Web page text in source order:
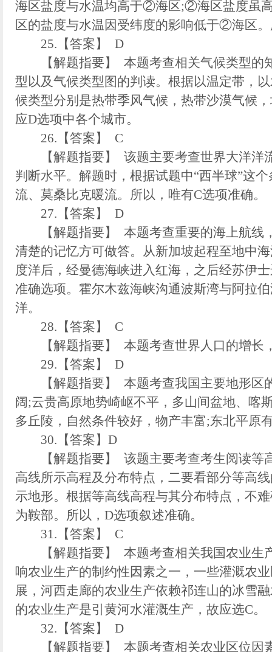
海区盐度与水温均高于②海区;②海区盐度
区的盐度与水温因受纬度的影响低于②海区
25.【答案】 D
【解题指要】 本题考查相关气候类型的
型以及气候类型图的判读。根据以温定带，
候类型分别是热带季风气候，热带沙漠气候
应D选项中各个城市。
26.【答案】 C
【解题指要】 该题主要考查世界大洋洋
判断水平。解题时，根据试题中“西半球”这
流、莫桑比克暖流。所以，唯有C选项准确。
27.【答案】 D
【解题指要】 本题考查重要的海上航线
清楚的记忆方可做答。从新加坡起程至地中
度洋后，经曼德海峡进入红海，之后经苏伊
准确选项。霍尔木兹海峡沟通波斯湾与阿拉
洋。
28.【答案】 C
【解题指要】 本题考查世界人口的增长
29.【答案】 D
【解题指要】 本题考查我国主要地形区
阔;云贵高原地势崎岖不平，多山间盆地、喀
多丘陵，自然条件较好，物产丰富;东北平原
30.【答案】D
【解题指要】 该题主要考查考生阅读等
高线所示高程及分布特点，二要看部分等高
示地形。根据等高线高程与其分布特点，不
为鞍部。所以，D选项叙述准确。
31.【答案】 C
【解题指要】 本题考查相关我国农业生
响农业生产的制约性因素之一，一些灌溉农
展，河西走廊的农业生产依赖祁连山的冰雪
的农业生产是引黄河水灌溉生产，故应选C。
32.【答案】 D
【解题指要】 本题考查相关农业区位因